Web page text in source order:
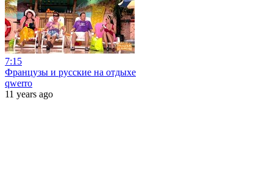
7:15
Французы и русские на отдыхе
qwerro
11 years ago